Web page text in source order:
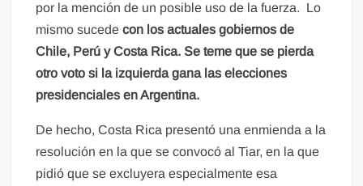
por la mención de un posible uso de la fuerza. Lo
mismo sucedecon los actuales gobiernos de
Chile, Perú y Costa Rica. Se teme que se pierda
otro voto si la izquierda gana las elecciones
presidenciales en Argentina.
De hecho, Costa Rica presentó una enmienda a la
resolución en la que se convocó al Tiar, en la que
pidió que se excluyera especialmente esa